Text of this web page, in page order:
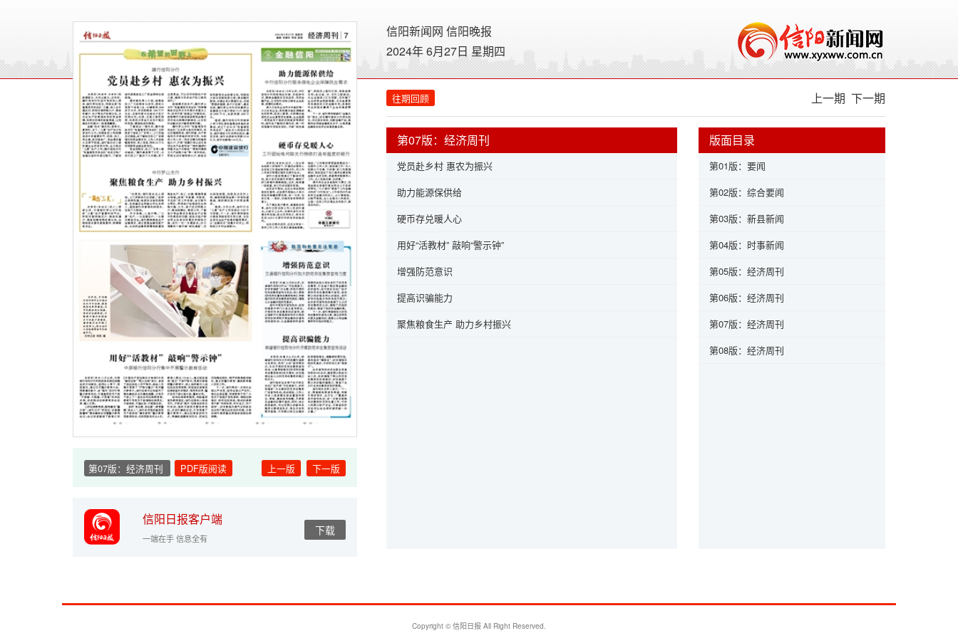
第07版：经济周刊 PDF版阅读 上一版 下一版
信阳日报客户端
一端在手 信息全有
下载
信阳新闻网 信阳晚报
2024年 6月27日 星期四
往期回顾 上一期 下一期
版面目录
第01版：要闻
第02版：综合要闻
第03版：新县新闻
第04版：时事新闻
第05版：经济周刊
第06版：经济周刊
第07版：经济周刊
第08版：经济周刊
第07版：经济周刊
党员赴乡村 惠农为振兴
助力能源保供给
硬币存兑暖人心
用好“活教材” 敲响“警示钟”
增强防范意识
提高识骗能力
聚焦粮食生产 助力乡村振兴
Copyright © 信阳日报 All Right Reserved.